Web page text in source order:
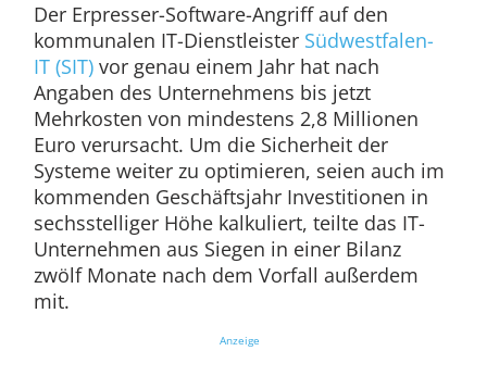
Der Erpresser-Software-Angriff auf den
kommunalen IT-Dienstleister Südwestfalen-
IT (SIT)vor genau einem Jahr hat nach
Angaben des Unternehmens bis jetzt
Mehrkosten von mindestens 2,8 Millionen
Euro verursacht. Um die Sicherheit der
Systeme weiter zu optimieren, seien auch im
kommenden Geschäftsjahr Investitionen in
sechsstelliger Höhe kalkuliert, teilte das IT-
Unternehmen aus Siegen in einer Bilanz
zwölf Monate nach dem Vorfall außerdem
mit.
Anzeige